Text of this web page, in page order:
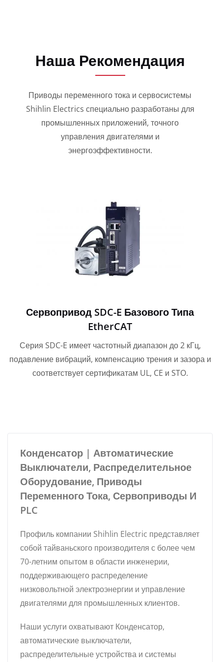
Наша Рекомендация
Приводы переменного тока и сервосистемы
Shihlin Electrics специально разработаны для
промышленных приложений, точного
управления двигателями и
энергоэффективности.
Сервопривод SDC-E Базового Типа
EtherCAT
Серия SDC-E имеет частотный диапазон до 2 кГц,
подавление вибраций, компенсацию трения и зазора и
соответствует сертификатам UL, CE и STO.
Конденсатор | Автоматические
Выключатели, Распределительное
Оборудование, Приводы
Переменного Тока, Сервоприводы И
PLC
Профиль компании Shihlin Electric представляет
собой тайваньского производителя с более чем
70-летним опытом в области инженерии,
поддерживающего распределение
низковольтной электроэнергии и управление
двигателями для промышленных клиентов.
Наши услуги охватывают Конденсатор,
автоматические выключатели,
распределительные устройства и системы